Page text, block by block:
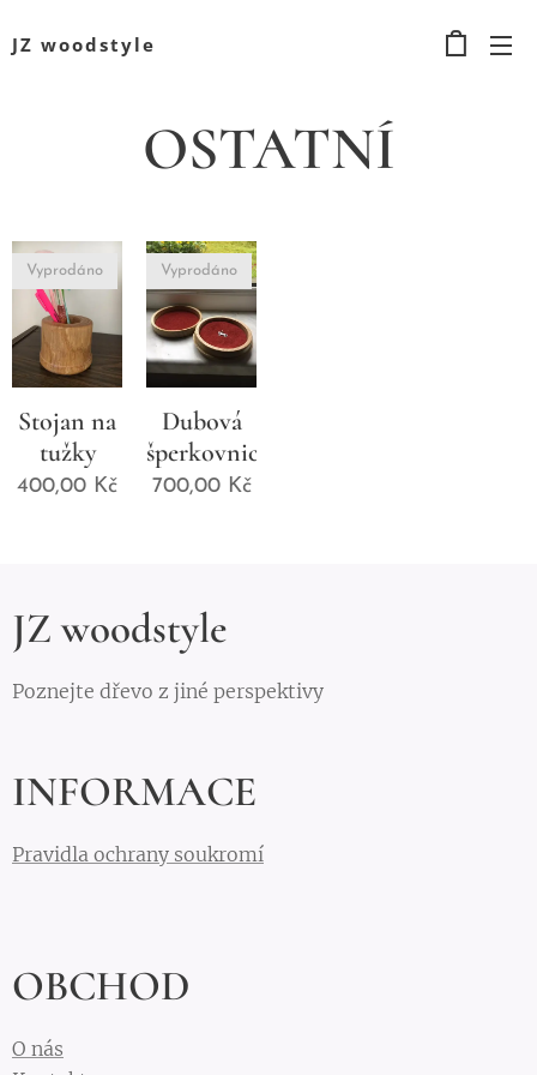
JZ woodstyle
OSTATNÍ
Stojan na
tužky
Vyprodáno
400,00 Kč
Dubová
šperkovnice
Vyprodáno
700,00Kč
JZ woodstyle
Poznejte dřevo z jiné perspektivy
INFORMACE
Pravidla ochrany soukromí
OBCHOD
O nás